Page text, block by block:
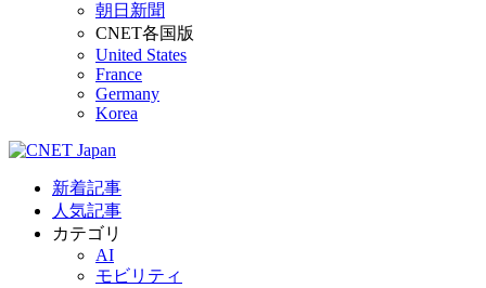
朝日新聞
CNET各国版
United States
France
Germany
Korea
新着記事
人気記事
カテゴリ
AI
モビリティ